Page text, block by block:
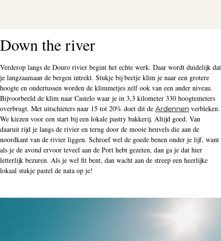
Down the river
Verderop langs de Douro rivier begint het echte werk. Daar wordt duidelijk dat
je langzaamaan de bergen intrekt. Stukje bij beetje klim je naar een grotere
hoogte en ondertussen worden de klimmetjes zelf ook van een ander niveau.
Bijvoorbeeld de klim naar Castelo waar je in 3,3 kilometer 330 hoogtemeters
overbrugt. Met uitschieters naar 15 tot 20% doet dit de Ardennen verbleken.
We kiezen voor een start bij een lokale pastry bakkerij. Altijd goed. Van
daaruit rijd je langs de rivier en terug door de mooie heuvels die aan de
noordkant van de rivier liggen. Schroef wel de goede benen onder je lijf, want
als je de avond ervoor teveel aan de Port hebt gezeten, dan ga je dat hier
letterlijk bezuren. Als je wel fit bent, dan wacht aan de streep een heerlijke
lokaal stukje pastel de nata op je!